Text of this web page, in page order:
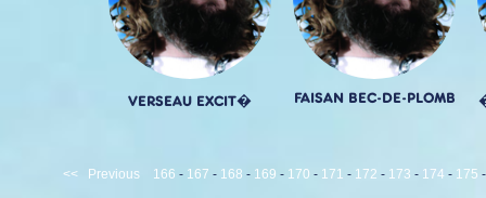
VERSEAU EXCIT� FAISAN BEC-DE-PLOMB
<< Previous 166 - 167 - 168 - 169 - 170 - 171 - 172 - 173 - 174 - 175